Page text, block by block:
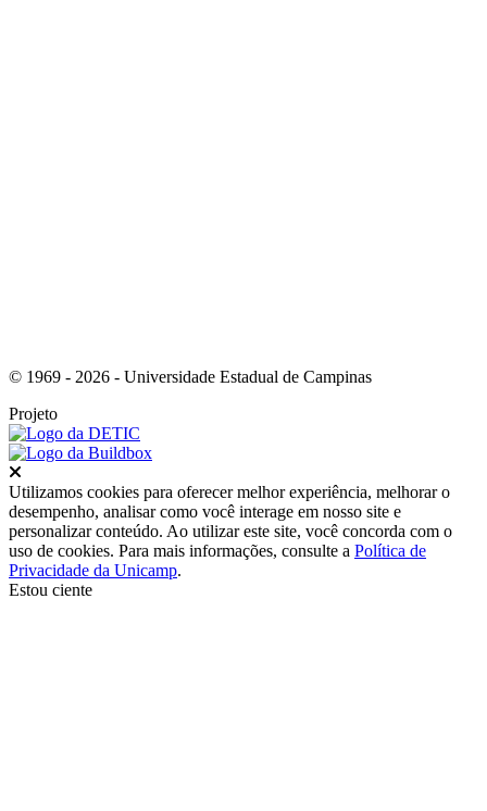
© 1969 - 2026 - Universidade Estadual de Campinas
Projeto
Utilizamos cookies para oferecer melhor experiência, melhorar o
desempenho, analisar como você interage em nosso site e
personalizar conteúdo. Ao utilizar este site, você concorda com o
uso de cookies. Para mais informações, consulte a Política de
Privacidade da Unicamp.
Estou ciente